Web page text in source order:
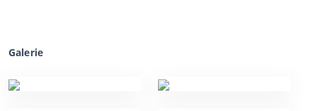
Galerie